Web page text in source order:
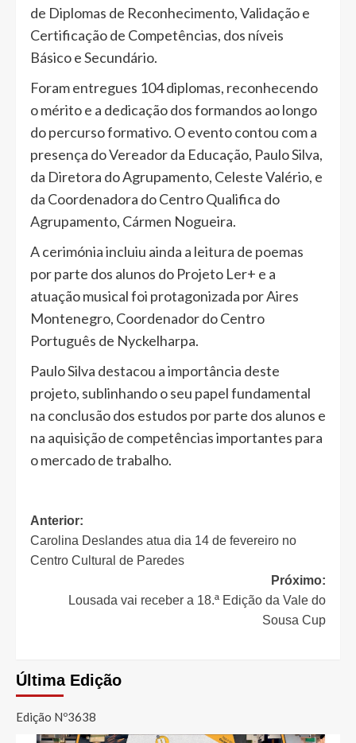
de Diplomas de Reconhecimento, Validação e
Certificação de Competências, dos níveis
Básico e Secundário.
Foram entregues 104 diplomas, reconhecendo
o mérito e a dedicação dos formandos ao longo
do percurso formativo. O evento contou com a
presença do Vereador da Educação, Paulo Silva,
da Diretora do Agrupamento, Celeste Valério, e
da Coordenadora do Centro Qualifica do
Agrupamento, Cármen Nogueira.
A cerimónia incluiu ainda a leitura de poemas
por parte dos alunos do Projeto Ler+ e a
atuação musical foi protagonizada por Aires
Montenegro, Coordenador do Centro
Português de Nyckelharpa.
Paulo Silva destacou a importância deste
projeto, sublinhando o seu papel fundamental
na conclusão dos estudos por parte dos alunos e
na aquisição de competências importantes para
o mercado de trabalho.
Navegação
de
Anterior:
Carolina Deslandes atua dia 14 de fevereiro no
Centro Cultural de Paredes
Próximo:
Lousada vai receber a 18.ª Edição da Vale do
Sousa Cup
Última Edição
Edição Nº3638